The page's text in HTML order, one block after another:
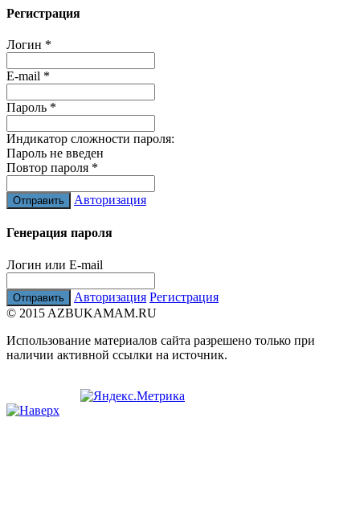
Регистрация
Логин *
E-mail *
Пароль *
Индикатор сложности пароля:
Пароль не введен
Повтор пароля *
Авторизация
Генерация пароля
Логин или E-mail
Авторизация Регистрация
© 2015 AZBUKAMAM.RU
Использование материалов сайта разрешено только при
наличии активной ссылки на источник.